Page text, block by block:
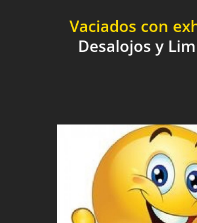
Vaciados con
Desalojos y